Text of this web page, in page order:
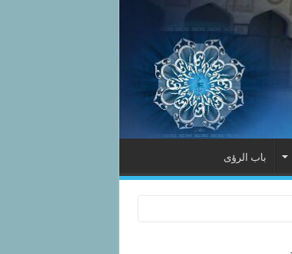
باب الرؤى